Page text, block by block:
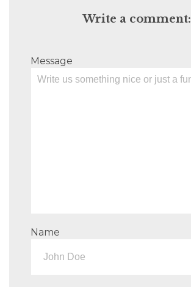
Write a comment:
Message
Name